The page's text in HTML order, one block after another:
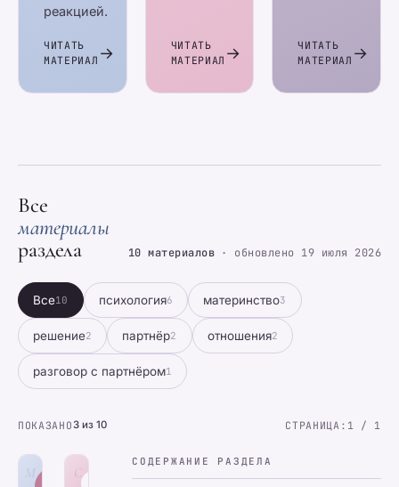
реакцией.
ЧИТАТЬ
МАТЕРИАЛ
ЧИТАТЬ
МАТЕРИАЛ
ЧИТАТЬ
МАТЕРИАЛ
Все
материалы
раздела
10 материалов · обновлено 19 июля 2026
Все10 психология6 материнство3
решение2 партнёр2 отношения2
разговор с партнёром1
ПОКАЗАНО3 из 10 СТРАНИЦА: 1 / 1
ГЛАВНЫЙ
М С
СОДЕРЖАНИЕ РАЗДЕЛА